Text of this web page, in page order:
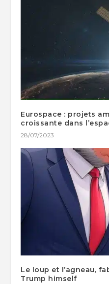
Eurospace : projets
croissante dans
28/07/2023
Le loup et l’agneau,
Trump himself